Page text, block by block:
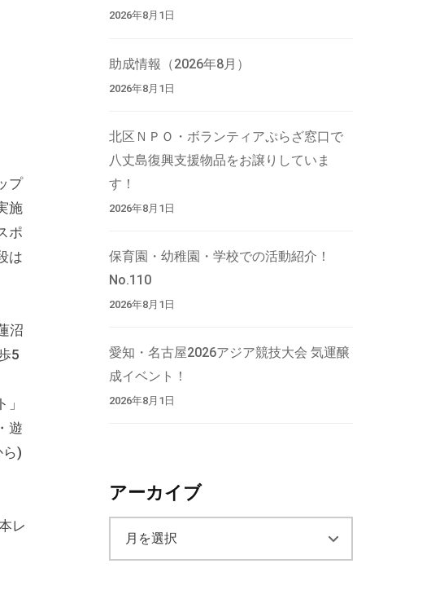
プ
施
ポ
は
沼
5
遊
)
レ
2026年8月1日
助成情報（2026年8月）
2026年8月1日
北区ＮＰＯ・ボランティアぷらざ窓口で
八丈島復興支援物品をお譲りしていま
す！
2026年8月1日
保育園・幼稚園・学校での活動紹介！
No.110
2026年8月1日
愛知・名古屋2026アジア競技大会 気運醸
成イベント！
2026年8月1日
アーカイブ